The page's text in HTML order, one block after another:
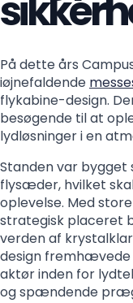
På dette års
iøjnefaldende
flykabine-design.
besøgende til at
lydløsninger i en
Standen var
flysæder, hvilket
oplevelse. Med
strategisk placeret
verden af
design fremhævede
aktør inden for
og spændende